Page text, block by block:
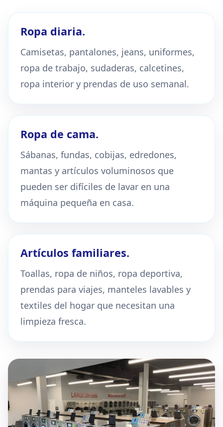
Ropa diaria.
Camisetas, pantalones, jeans, uniformes,
ropa de trabajo, sudaderas, calcetines,
ropa interior y prendas de uso semanal.
Ropa de cama.
Sábanas, fundas, cobijas, edredones,
mantas y artículos voluminosos que
pueden ser difíciles de lavar en una
máquina pequeña en casa.
Artículos familiares.
Toallas, ropa de niños, ropa deportiva,
prendas para viajes, manteles lavables y
textiles del hogar que necesitan una
limpieza fresca.